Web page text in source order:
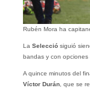
Rubén Mora ha
La Selecciósiguió
bandas y con opciones
A quince minutos del
Víctor Durán, que se